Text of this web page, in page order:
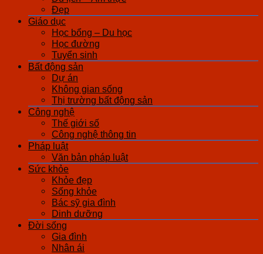
Đẹp
Giáo dục
Học bổng – Du học
Học đường
Tuyển sinh
Bất động sản
Dự án
Không gian sống
Thị trường bất động sản
Công nghệ
Thế giới số
Công nghệ thông tin
Pháp luật
Văn bản pháp luật
Sức khỏe
Khỏe đẹp
Sống khỏe
Bác sỹ gia đình
Dinh dưỡng
Đời sống
Gia đình
Nhân ái